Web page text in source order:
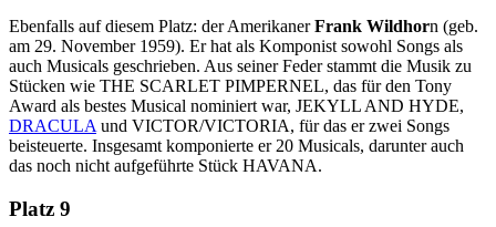
Ebenfalls auf diesem Platz: der AmerikanerFrank Wildhorn (geb.
am 29. November 1959). Er hat als Komponist sowohl Songs als
auch Musicals geschrieben. Aus seiner Feder stammt die Musik zu
Stücken wie THE SCARLET PIMPERNEL, das für den Tony
Award als bestes Musical nominiert war, JEKYLL AND HYDE,
DRACULA und VICTOR/VICTORIA, für das er zwei Songs
beisteuerte. Insgesamt komponierte er 20 Musicals, darunter auch
das noch nicht aufgeführte Stück HAVANA.
Platz 9